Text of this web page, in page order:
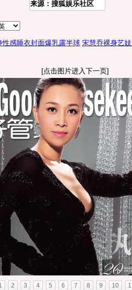
来源：搜狐娱乐社区
性感睡衣封面爆乳露半球 宋慧乔裸身艺
[点击图片进入下一页]
2 3 4 5 6 7 8 9 10